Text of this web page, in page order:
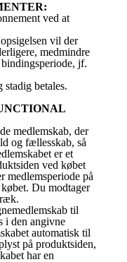
ved at
vil der
medmindre
jf.
stadig betales.
medlemskab, der
og fællesskab, så
er et
ved købet
medlemsperiode på
Du modtager
til
i den angivne
automatisk til
på produktsiden,
har en